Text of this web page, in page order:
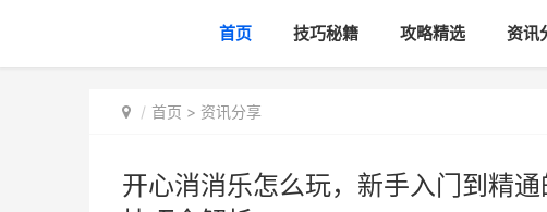
首页 技巧秘籍 攻略精选 资讯
首页 > 资讯分享
开心消消乐怎么玩，新手入门到精